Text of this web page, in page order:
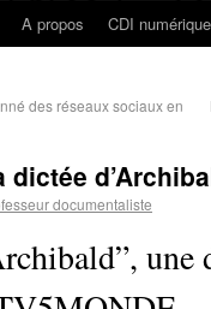
A propos CDI numérique
des réseaux sociaux en
dictée
documentaliste